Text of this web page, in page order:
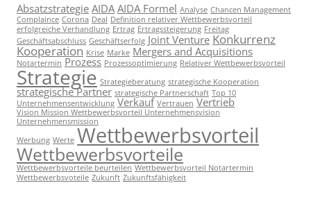
Absatzstrategie AIDA AIDA Formel Analyse Chancen Management
Complaince Corona Deal Definition relativer Wettbewerbsvorteil
erfolgreiche Verhandlung Ertrag Ertragssteigerung Freitag
Geschäftsabschluss Geschäftserfolg Joint Venture Konkurrenz
Kooperation Krise Marke Mergers and Acquisitions
Notartermin Prozess Prozessoptimierung Relativer Wettbewerbsvorteil
Strategie Strategieberatung strategische Kooperation
strategische Partner strategische Partnerschaft Top 10
Unternehmensentwicklung Verkauf Vertrauen Vertrieb
Vision Mission Wettbewerbsvorteil Unternehmensvision
Unternehmensmission
Werbung Werte Wettbewerbsvorteil
Wettbewerbsvorteile
Wettbewerbsvorteile beurteilen Wettbewerbsvorteil Notartermin
Wettbewerbsvoteile Zukunft Zukunftsfähigkeit